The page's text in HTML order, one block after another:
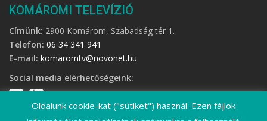
KOMÁROMI TELEVÍZIÓ
Címünk: 2900 Komárom, Szabadság tér 1.
Telefon: 06 34 341 941
E-mail: komaromtv@novonet.hu
Social media elérhetőségeink:
Oldalunk cookie-kat ("sütiket") használ. Ezen fájlok